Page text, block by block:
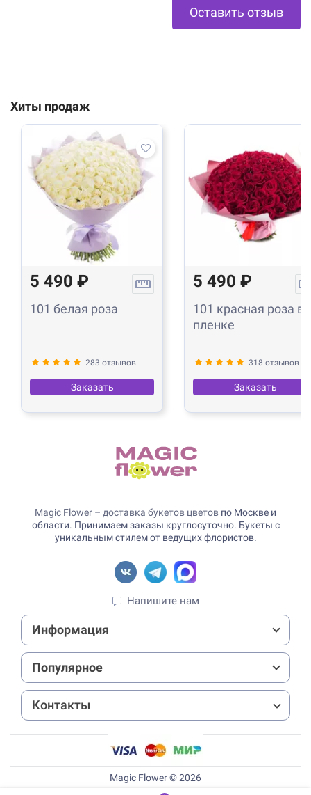
Оставить отзыв
Хиты продаж
5 490 ₽
101 белая роза
283 отзывов
Заказать
5 490 ₽
101 красная роза в
пленке
318 отзывов
Заказать
Magic Flower – доставка букетов цветов по Москве и
области. Принимаем заказы круглосуточно. Букеты с
уникальным стилем от ведущих флористов.
Напишите нам
Информация
Популярное
Контакты
Magic Flower © 2026